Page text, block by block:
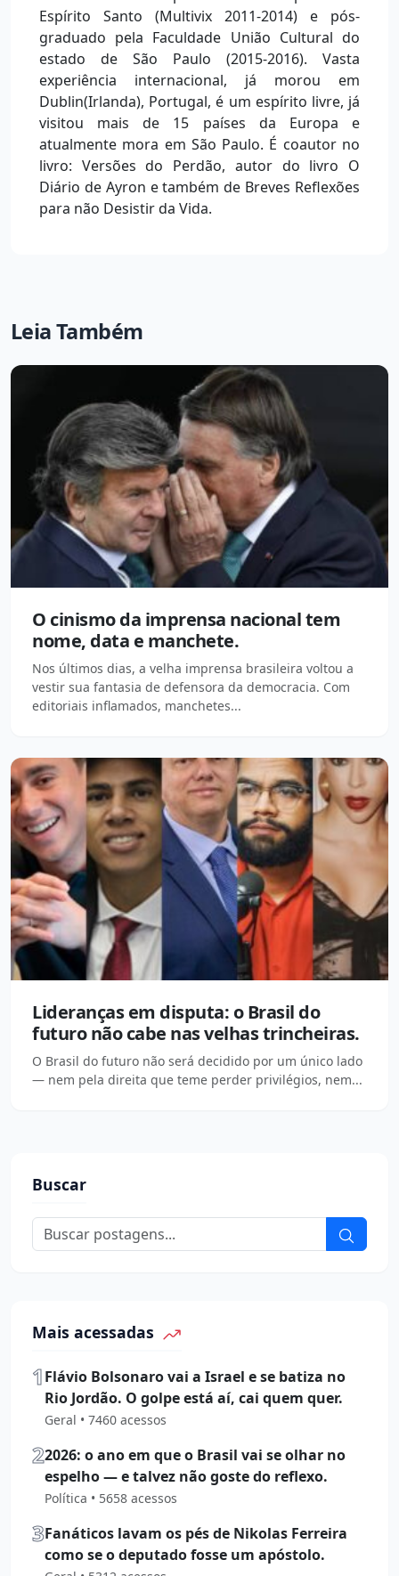
Espírito Santo (Multivix 2011-2014) e pós-
graduado pela Faculdade União Cultural do
estado de São Paulo (2015-2016). Vasta
experiência internacional, já morou em
Dublin(Irlanda), Portugal, é um espírito livre, já
visitou mais de 15 países da Europa e
atualmente mora em São Paulo. É coautor no
livro: Versões do Perdão, autor do livro O
Diário de Ayron e também de Breves Reflexões
para não Desistir da Vida.
Leia Também
O cinismo da imprensa nacional tem
nome, data e manchete.
Nos últimos dias, a velha imprensa brasileira voltou a
vestir sua fantasia de defensora da democracia. Com
editoriais inflamados, manchetes...
Lideranças em disputa: o Brasil do
futuro não cabe nas velhas trincheiras.
O Brasil do futuro não será decidido por um único lado
— nem pela direita que teme perder privilégios, nem...
Buscar
Mais acessadas
1Flávio Bolsonaro vai a Israel e se batiza no
Rio Jordão. O golpe está aí, cai quem quer.
Geral • 7460 acessos
22026: o ano em que o Brasil vai se olhar no
espelho — e talvez não goste do reflexo.
Política • 5658 acessos
3Fanáticos lavam os pés de Nikolas Ferreira
como se o deputado fosse um apóstolo.